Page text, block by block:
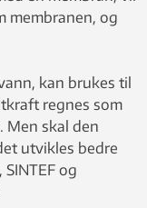
membranen, og
kan brukes til
regnes som
Men skal den
utvikles bedre
og